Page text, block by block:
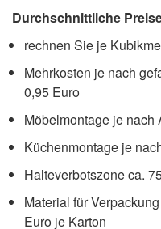
Durchschnittliche
rechnen Sie je
Mehrkosten je nach
0,95 Euro
Möbelmontage je nach
Küchenmontage je
Halteverbotszone ca.
Material für
Euro je Karton